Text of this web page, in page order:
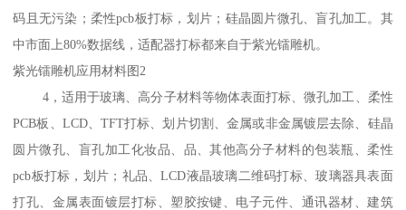
码且无污染；柔性pcb板打标，划片；硅晶圆片微孔、盲孔加工。其
中市面上80%数据线，适配器打标都来自于紫光镭雕机。
紫光镭雕机应用材料图2
4，适用于玻璃、高分子材料等物体表面打标、微孔加工、柔性
PCB板、LCD、TFT打标、划片切割、金属或非金属镀层去除、硅晶
圆片微孔、盲孔加工化妆品、品、其他高分子材料的包装瓶、柔性
pcb板打标，划片；礼品、LCD液晶玻璃二维码打标、玻璃器具表面
打孔、金属表面镀层打标、塑胶按键、电子元件、通讯器材、建筑